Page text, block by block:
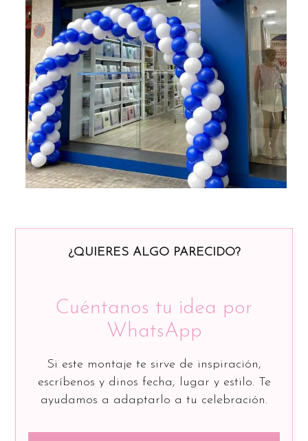
¿QUIERES ALGO PARECIDO?
Cuéntanos tu idea por
WhatsApp
Si este montaje te sirve de inspiración,
escríbenos y dinos fecha, lugar y estilo. Te
ayudamos a adaptarlo a tu celebración.